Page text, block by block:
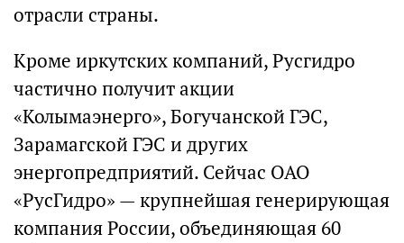
отрасли страны.
Кроме иркутских компаний, Русгидро
частично получит акции
«Колымаэнерго», Богучанской ГЭС,
Зарамагской ГЭС и других
энергопредприятий. Сейчас ОАО
«РусГидро» — крупнейшая генерирующая
компания России, объединяющая 60